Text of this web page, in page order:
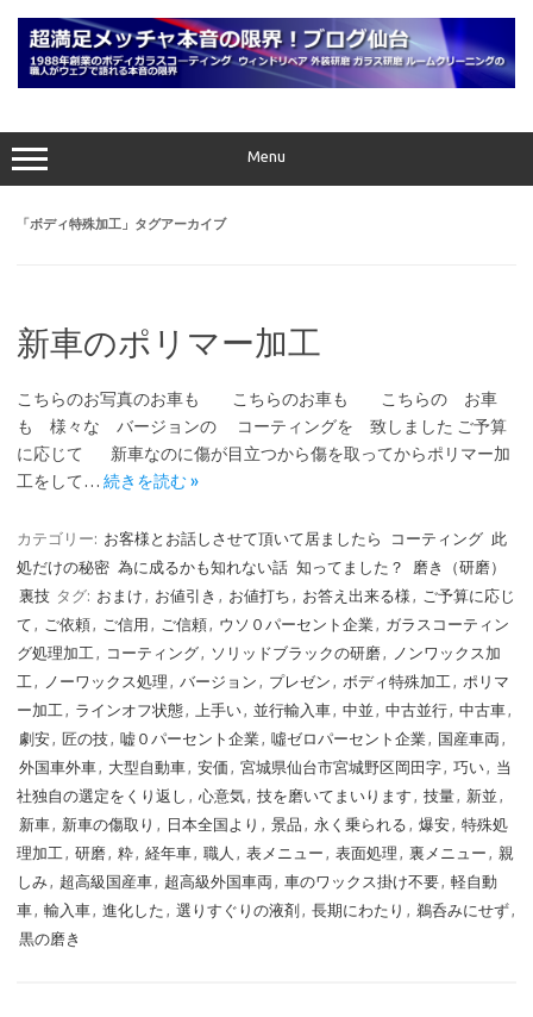
プ
Menu
「ボディ特殊加工 」タグアーカイブ
新車のポリマー加工
こちらのお写真のお車も こちらのお車も こちらの お車
も 様々な バージョンの コーティングを 致しました ご予算
に応じて 新車なのに傷が目立つから傷を取ってからポリマー加
工をして… 続きを読む »
カテゴリー: お客様とお話しさせて頂いて居ましたら コーティング 此
処だけの秘密 為に成るかも知れない話 知ってました？
磨き（研磨）
裏技 タグ: おまけ , お値引き , お値打ち , お答え出来る様 ,
ご予算に応じ
て , ご依頼, ご信用 , ご信頼, ウソ０パーセント企業, ガラスコーティン
グ処理加工 , コーティング, ソリッドブラックの研磨,
ノンワックス加
工 , ノーワックス処理 , バージョン , プレゼン , ボディ特殊加工 , ポリマ
ー加工 , ラインオフ状態, 上手い, 並行輸入車, 中並 , 中古並行, 中古車,
劇安, 匠の技, 嘘０パーセント企業, 噓ゼロパーセント企業, 国産車両 ,
外国車外車, 大型自動車, 安価 , 宮城県仙台市宮城野区岡田字, 巧い, 当
社独自の選定をくり返し , 心意気, 技を磨いてまいります , 技量, 新並 ,
新車, 新車の傷取り , 日本全国より , 景品 , 永く乗られる , 爆安, 特殊処
理加工 , 研磨, 粋, 経年車, 職人 , 表メニュー , 表面処理 , 裏メニュー , 親
しみ, 超高級国産車, 超高級外国車両 , 車のワックス掛け不要, 軽自動
車, 輸入車, 進化した , 選りすぐりの液剤 , 長期にわたり , 鵜呑みにせず,
黒の磨き